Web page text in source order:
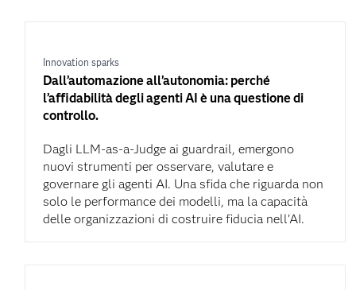
Innovation sparks
Dall’automazione all’autonomia: perché
l’affidabilità degli agenti AI è una questione di
controllo.
Dagli LLM-as-a-Judge ai guardrail, emergono
nuovi strumenti per osservare, valutare e
governare gli agenti AI. Una sfida che riguarda non
solo le performance dei modelli, ma la capacità
delle organizzazioni di costruire fiducia nell’AI.